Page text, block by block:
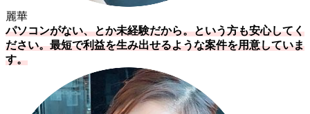
麗華
パソコンがない、とか未経験だから。という方も安心してく
ださい。最短で利益を生み出せるような案件を用意していま
す。